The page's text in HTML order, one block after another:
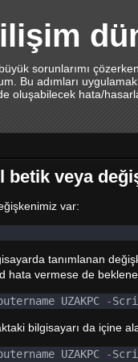
sorunlarımı
Bu adımları
oluşabilecek hata/
betik veya
var:
tanımlanan
hata vermese de
UZAKPC -
bilgisayarı da içine
UZAKPC -